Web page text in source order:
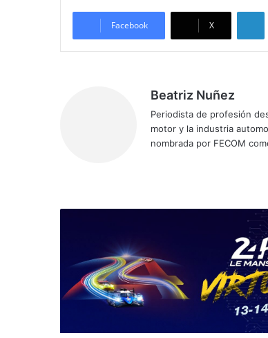
Facebook X
Beatriz Nuñez
Periodista de profesión
motor y la industria
nombrada por FECOM
Horas
de
Mans